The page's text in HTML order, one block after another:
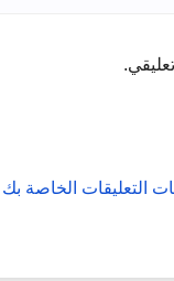
التعليقات الخاصة بك